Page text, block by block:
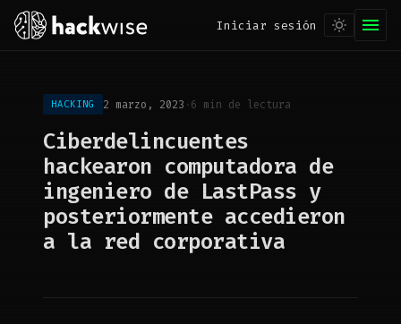
Iniciar sesión
HACKING 2 marzo, 2023 ·6 min de lectura
Ciberdelincuentes
hackearon computadora de
ingeniero de LastPass y
posteriormente accedieron
a la red corporativa